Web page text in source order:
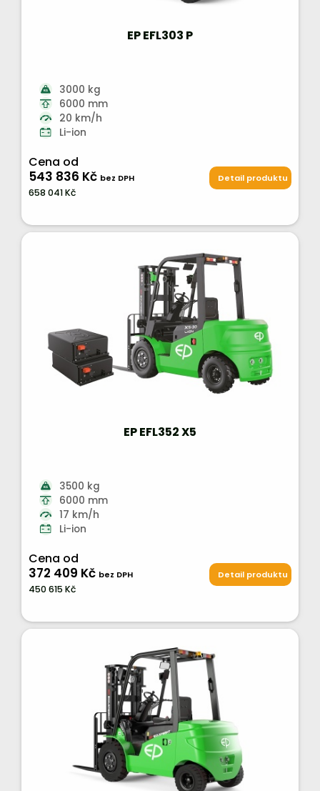
EP EFL303 P
3000 kg
6000 mm
20 km/h
Li-ion
Cena od
543 836 Kč bez DPH
658 041 Kč
Detail produktu
EP EFL352 X5
3500 kg
6000 mm
17 km/h
Li-ion
Cena od
372 409 Kč bez DPH
450 615 Kč
Detail produktu